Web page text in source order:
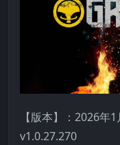
【版本】：2026年
v1.0.27.270